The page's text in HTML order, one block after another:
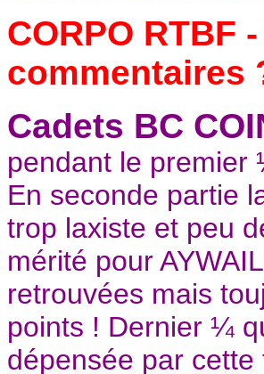
CORPO RTBF
commentaires
Cadets BC
pendant le premier
En seconde partie
trop laxiste et peu
mérité pour
retrouvées mais
points ! Dernier ¼
dépensée par